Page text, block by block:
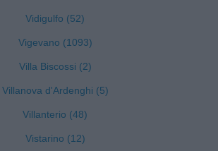
Vidigulfo (52)
Vigevano (1093)
Villa Biscossi (2)
Villanova d'Ardenghi (5)
Villanterio (48)
Vistarino (12)